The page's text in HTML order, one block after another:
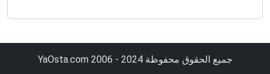
جميع الحقوق محفوظة YaOsta.com 2006 - 2024